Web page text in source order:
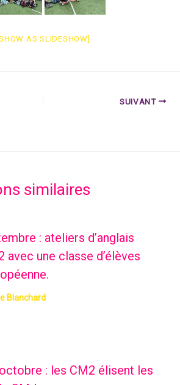
AS SLIDESHOW]
SUIVANT
similaires
: ateliers d’anglais
avec une classe d’élèves
Blanchard
: les CM2 élisent les